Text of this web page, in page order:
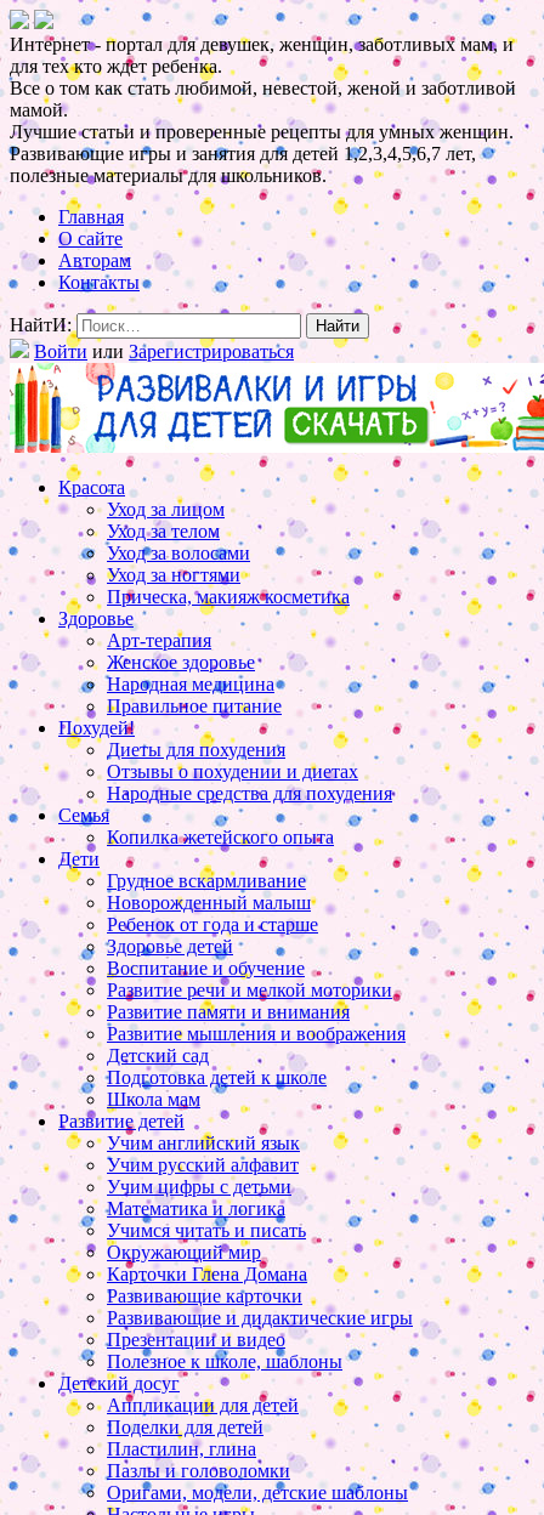
Интернет - портал для девушек, женщин, заботливых мам, и
для тех кто ждет ребенка.
Все о том как стать любимой, невестой, женой и заботливой
мамой.
Лучшие статьи и проверенные рецепты для умных женщин.
Развивающие игры и занятия для детей 1,2,3,4,5,6,7 лет,
полезные материалы для школьников.
Главная
О сайте
Авторам
Контакты
НайтИ:
Войти или Зарегистрироваться
Красота
Уход за лицом
Уход за телом
Уход за волосами
Уход за ногтями
Прическа, макияж косметика
Здоровье
Арт-терапия
Женское здоровье
Народная медицина
Правильное питание
Похудей!
Диеты для похудения
Отзывы о похудении и диетах
Народные средства для похудения
Семья
Копилка жетейского опыта
Дети
Грудное вскармливание
Новорожденный малыш
Ребенок от года и старше
Здоровье детей
Воспитание и обучение
Развитие речи и мелкой моторики
Развитие памяти и внимания
Развитие мышления и воображения
Детский сад
Подготовка детей к школе
Школа мам
Развитие детей
Учим английский язык
Учим русский алфавит
Учим цифры с детьми
Математика и логика
Учимся читать и писать
Окружающий мир
Карточки Глена Домана
Развивающие карточки
Развивающие и дидактические игры
Презентации и видео
Полезное к школе, шаблоны
Детский досуг
Аппликации для детей
Поделки для детей
Пластилин, глина
Пазлы и головоломки
Оригами, модели, детские шаблоны